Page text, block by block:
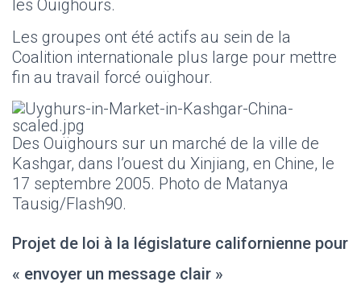
les Ouïghours.
Les groupes ont été actifs au sein de la
Coalition internationale plus large pour mettre
fin au travail forcé ouïghour.
Des Ouïghours sur un marché de la ville de
Kashgar, dans l’ouest du Xinjiang, en Chine, le
17 septembre 2005. Photo de Matanya
Tausig/Flash90.
Projet de loi à la législature californienne pour
« envoyer un message clair »